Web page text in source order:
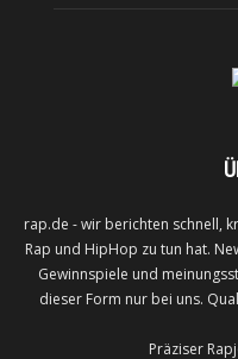
rap.de - wir berichten schnell,
Rap und HipHop zu tun hat.
Gewinnspiele und
dieser Form nur bei uns.
Präziser